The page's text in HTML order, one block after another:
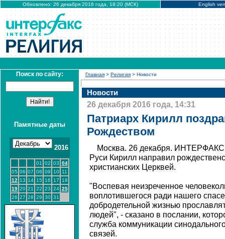
Обновлено: 26 декабря 2016 года, 18:20 (МСК) English
Поиск по сайту:
Памятные даты
2016
01 02 03 04
05 06 07 08 09 10
11
12 13 14 15 16 17
18
19 20 21 22 23 24 25
26 27 28 29 30 31
Главная > Религия > Новости
Новости
26 декабря 2016 года, 14:31
Патриарх Кирилл
Рождеством
Москва. 26 декабря. ИНТЕРФАКС
Руси Кирилл направил
христианских Церквей.
"Воспевая неизреченное
воплотившегося ради нашего
добродетельной жизнью
людей", - сказано в послании,
служба коммуникации
связей.